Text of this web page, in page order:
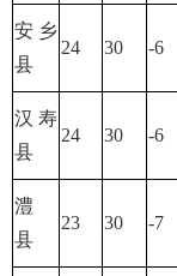
安乡
县
24 30 -6
汉寿
县
24 30 -6
澧
县
23 30 -7